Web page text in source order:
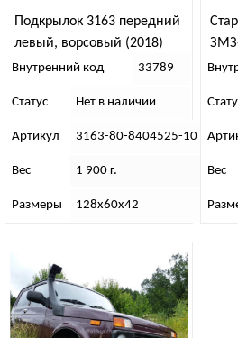
Подкрылок 3163 передний
левый, ворсовый (2018)
Внутренний код 33789
Статус Нет в наличии
Артикул 3163-80-8404525-10
Вес 1 900 г.
Размеры 128х60х42
Вес